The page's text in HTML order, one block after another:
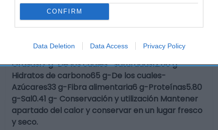
CONFIRM
Data Deletion Data Access Privacy Policy
emulgente (lecitinas). Puede contener
cacahuetes y frutos de cáscaraNutrientes 100
gDescripción de la raciónTamaño de referencia
por 100 gCantidad/Unidad(VRN)Valor
energético1897 kJ-Valor energético452 kcal-
Grasas17 g-De los cuales- saturadas12.00 g-
Hidratos de carbono65 g-De los cuales-
Azúcares33 g-Fibra alimentaria6 g-Proteínas5.80
g-Sal0.41 g- Conservación y utilización Mantener
apartado del calor y conservar en un lugar fresco
y seco.